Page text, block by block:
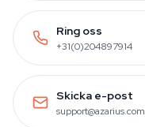
Ring oss
+31(0)204897914
Skicka e-post
support@azarius.com